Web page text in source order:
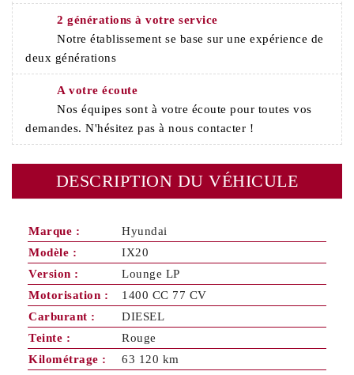
2 générations à votre service
Notre établissement se base sur une expérience de
deux générations
A votre écoute
Nos équipes sont à votre écoute pour toutes vos
demandes. N'hésitez pas à nous contacter !
DESCRIPTION DU VÉHICULE
Marque :
Hyundai
Modèle :
IX20
Version :
Lounge LP
Motorisation :
1400 CC 77 CV
Carburant :
DIESEL
Teinte :
Rouge
Kilométrage :
63 120 km